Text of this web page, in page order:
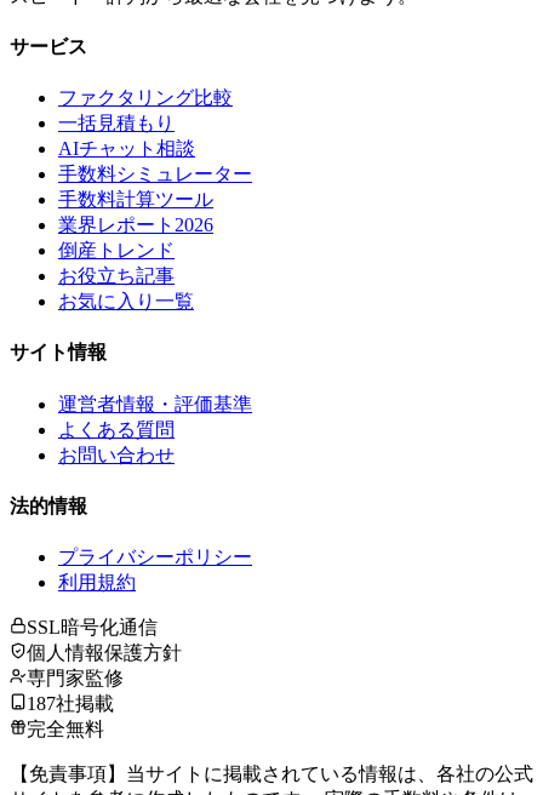
サービス
ファクタリング比較
一括見積もり
AIチャット相談
手数料シミュレーター
手数料計算ツール
業界レポート2026
倒産トレンド
お役立ち記事
お気に入り一覧
サイト情報
運営者情報・評価基準
よくある質問
お問い合わせ
法的情報
プライバシーポリシー
利用規約
SSL暗号化通信
個人情報保護方針
専門家監修
187社掲載
完全無料
【免責事項】当サイトに掲載されている情報は、各社の公式